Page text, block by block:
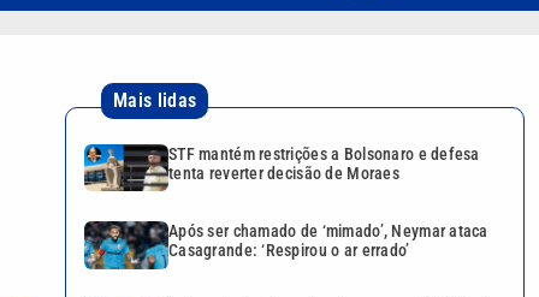
Mais lidas
STF mantém restrições a Bolsonaro e defesa
tenta reverter decisão de Moraes
Após ser chamado de ‘mimado’, Neymar ataca
Casagrande: ‘Respirou o ar errado’